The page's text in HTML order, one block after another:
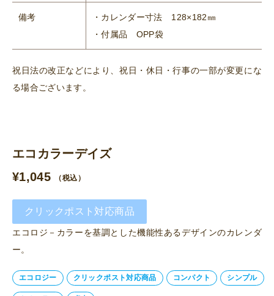
備考
・カレンダー寸法 128×182㎜
・付属品 OPP袋
祝日法の改正などにより、祝日・休日・行事の一部が変更にな
る場合ございます。
エコカラーデイズ
¥1,045 （税込）
クリックポスト対応商品
エコロジ－カラーを基調とした機能性あるデザインのカレンダ
ー。
エコロジー クリックポスト対応商品 コンパクト シンプル